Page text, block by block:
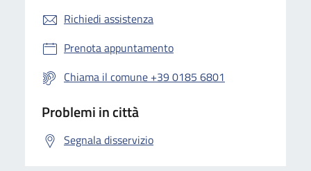
Richiedi assistenza
Prenota appuntamento
Chiama il comune +39 0185 6801
Problemi in città
Segnala disservizio